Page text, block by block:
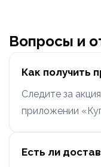
Вопросы и
Как получить
Следите за
приложении
Есть ли